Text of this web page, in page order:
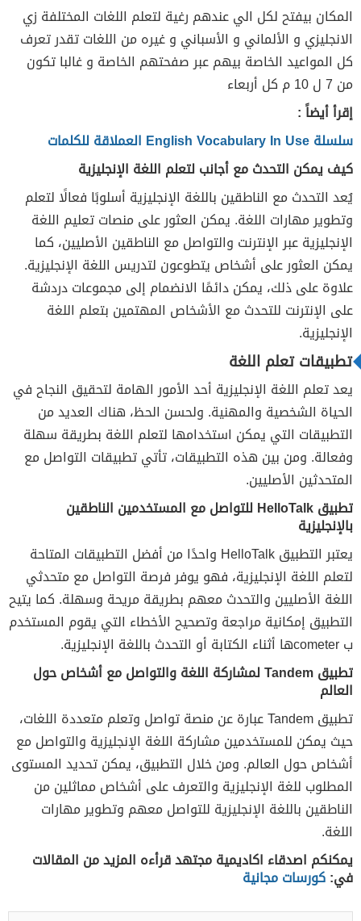
المكان بيفتح لكل الي عندهم رغية لتعلم اللغات المختلفة زي
الانجليزي و الألماني و الأسباني و غيره من اللغات تقدر تعرف
كل المواعيد الخاصة بيهم عبر صفحتهم الخاصة و غالبا تكون
من 7 ل 10 م كل أربعاء
إقرأ أيضاً :
سلسلة English Vocabulary In Use العملاقة للكلمات
كيف يمكن التحدث مع أجانب لتعلم اللغة الإنجليزية
يُعد التحدث مع الناطقين باللغة الإنجليزية أسلوبًا فعالًا لتعلم
وتطوير مهارات اللغة. يمكن العثور على منصات تعليم اللغة
الإنجليزية عبر الإنترنت والتواصل مع الناطقين الأصليين، كما
يمكن العثور على أشخاص يتطوعون لتدريس اللغة الإنجليزية.
علاوة على ذلك، يمكن دائمًا الانضمام إلى مجموعات دردشة
على الإنترنت للتحدث مع الأشخاص المهتمين بتعلم اللغة
الإنجليزية.
تطبيقات تعلم اللغة
يعد تعلم اللغة الإنجليزية أحد الأمور الهامة لتحقيق النجاح في
الحياة الشخصية والمهنية. ولحسن الحظ، هناك العديد من
التطبيقات التي يمكن استخدامها لتعلم اللغة بطريقة سهلة
وفعالة. ومن بين هذه التطبيقات، تأتي تطبيقات التواصل مع
المتحدثين الأصليين.
تطبيق HelloTalk للتواصل مع المستخدمين الناطقين
بالإنجليزية
يعتبر التطبيق HelloTalk واحدًا من أفضل التطبيقات المتاحة
لتعلم اللغة الإنجليزية، فهو يوفر فرصة التواصل مع متحدثي
اللغة الأصليين والتحدث معهم بطريقة مريحة وسهلة. كما يتيح
التطبيق إمكانية مراجعة وتصحيح الأخطاء التي يقوم المستخدم
ب cometerها أثناء الكتابة أو التحدث باللغة الإنجليزية.
تطبيق Tandem لمشاركة اللغة والتواصل مع أشخاص حول
العالم
تطبيق Tandem عبارة عن منصة تواصل وتعلم متعددة اللغات،
حيث يمكن للمستخدمين مشاركة اللغة الإنجليزية والتواصل مع
أشخاص حول العالم. ومن خلال التطبيق، يمكن تحديد المستوى
المطلوب للغة الإنجليزية والتعرف على أشخاص مماثلين من
الناطقين باللغة الإنجليزية للتواصل معهم وتطوير مهارات
اللغة.
يمكنكم اصدقاء اكاديمية مجتهد قرأءه المزيد من المقالات
في:كورسات مجانية